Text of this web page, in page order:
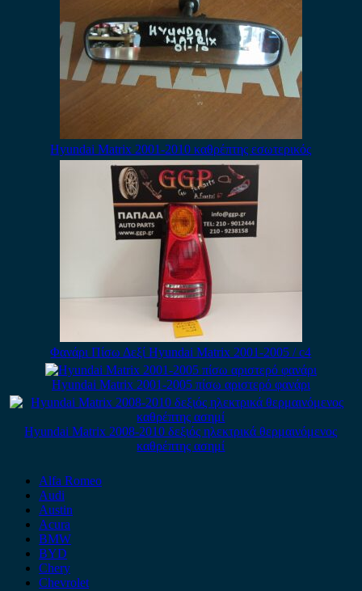
Hyundai Matrix 2001-2010 καθρέπτης εσωτερικός
Φανάρι Πίσω Δεξί Hyundai Matrix 2001-2005 / c4
Hyundai Matrix 2001-2005 πίσω αριστερό φανάρι
Hyundai Matrix 2008-2010 δεξιός ηλεκτρικά θερμαινόμενος
καθρέπτης ασημί
Alfa Romeo
Audi
Austin
Acura
BMW
BYD
Chery
Chevrolet